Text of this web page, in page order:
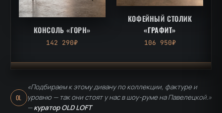
КОНСОЛЬ «ГОРН»
142 290₽
КОФЕЙНЫЙ СТОЛИК
«ГРАФИТ»
106 950₽
OL
«Подбираем к этому дивану по коллекции, фактуре и
уровню — так они стоят у нас в шоу-руме на Павелецкой.»
—куратор OLD LOFT